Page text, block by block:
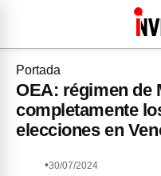
Portada
OEA: régimen de
completamente
elecciones en
•30/07/2024